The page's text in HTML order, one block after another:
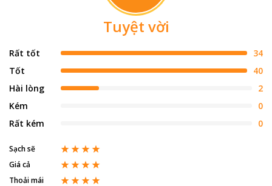
Tuyệt vời
Rất tốt
34
Tốt
40
Hài lòng
2
Kém
0
Rất kém
0
Sạch sẽ
Giá cả
Thoải mái